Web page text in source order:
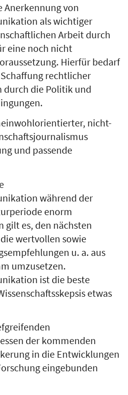
Anerkennung von
als wichtiger
Arbeit durch
eine noch nicht
Hierfür bedarf
rechtlicher
durch die Politik und
nicht-
und passende
während der
enorm
es, den nächsten
wertvollen sowie
u. a. aus
umzusetzen.
ist die beste
etwas
der kommenden
in die Entwicklungen
eingebunden